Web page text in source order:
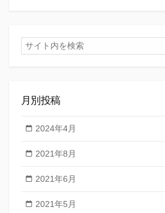
検
索
月別投稿
2024年4月
2021年8月
2021年6月
2021年5月